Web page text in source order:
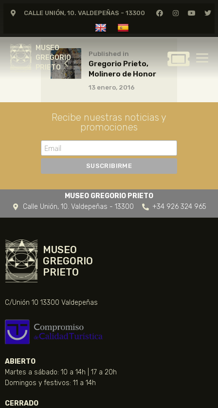
CALLE UNIÓN, 10. VALDEPEÑAS - 13300
MUSEO
GREGORIO
PRIETO
MUSEO
GREGORIO
GREGORIO PRIETO
CERTAMEN DE DIBUJO
FUNDACIÓN
TIENDA
NOTICIAS
Published in
Gregorio Prieto,
Molinero de Honor
13 enero, 2016
Recibe nuestras noticias y
promociones
MUSEO GREGORIO PRIETO
Calle Unión, 10. Valdepeñas - 13300
+34 926 324 965
MUSEO
GREGORIO
PRIETO
C/Unión 10 13300 Valdepeñas
ABIERTO
Martes a sábado: 10 a 14h | 17 a 20h
Domingos y festivos: 11 a 14h
CERRADO